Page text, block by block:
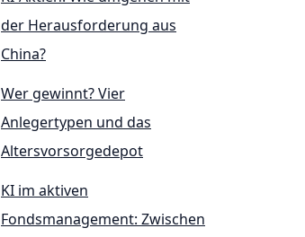
der Herausforderung aus
China?
Wer gewinnt? Vier
Anlegertypen und das
Altersvorsorgedepot
KI im aktiven
Fondsmanagement: Zwischen